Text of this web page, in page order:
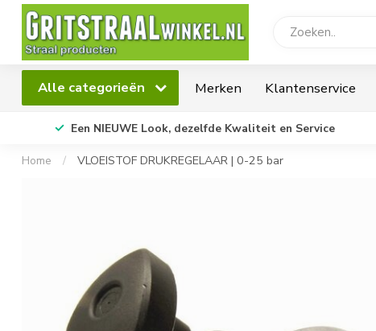
Alle categorieën Merken Klantenservice
Een NIEUWE Look, dezelfde Kwaliteit en Service
Home / VLOEISTOF DRUKREGELAAR | 0-25 bar